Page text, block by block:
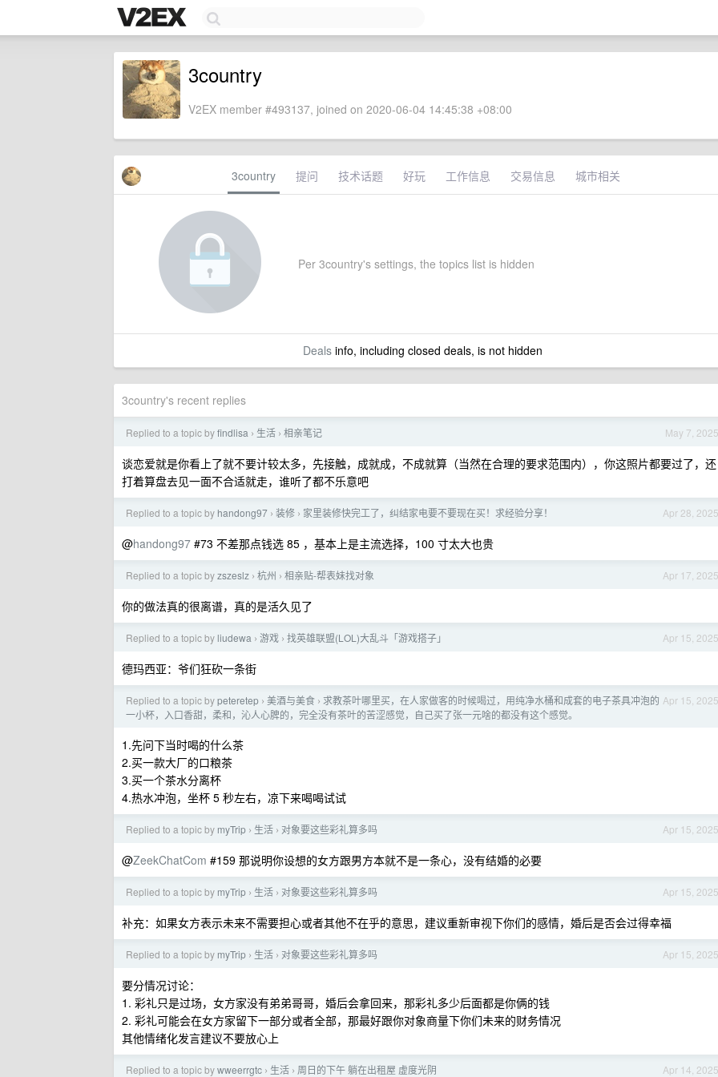
3country
V2EX member #493137, joined on 2020-06-04 14:45:38 +08:00
3country 提问 技术话题 好玩 工作信息 交易信息 城市相关
Per 3country's settings, the topics list is hidden
Dealsinfo, including closed deals, is not hidden
3country's recent replies
May 7, 2025
Replied to a topic byfindlisa › 生活 › 相亲笔记
谈恋爱就是你看上了就不要计较太多，先接触，成就成，不成就算（当然在合理的要求范围内），你这照片都要过了，还
打着算盘去见一面不合适就走，谁听了都不乐意吧
Apr 28, 2025
Replied to a topic by handong97 › 装修 › 家里装修快完工了，纠结家电要不要现在买！求经验分享！
@handong97 #73 不差那点钱选 85 ，基本上是主流选择，100 寸太大也贵
Apr 17, 2025
Replied to a topic byzszeslz › 杭州 › 相亲贴-帮表妹找对象
你的做法真的很离谱，真的是活久见了
Apr 15, 2025
Replied to a topic by liudewa › 游戏 › 找英雄联盟(LOL)大乱斗「游戏搭子」
德玛西亚：爷们狂砍一条街
Apr 15, 2025
Replied to a topic bypeteretep › 美酒与美食 › 求教茶叶哪里买，在人家做客的时候喝过，用纯净水桶和成套的电子茶具冲泡的
一小杯，入口香甜，柔和，沁人心脾的，完全没有茶叶的苦涩感觉，自己买了张一元啥的都没有这个感觉。
1.先问下当时喝的什么茶
2.买一款大厂的口粮茶
3.买一个茶水分离杯
4.热水冲泡，坐杯 5 秒左右，凉下来喝喝试试
Apr 15, 2025
Replied to a topic by myTrip › 生活 › 对象要这些彩礼算多吗
@ZeekChatCom #159 那说明你设想的女方跟男方本就不是一条心，没有结婚的必要
Apr 15, 2025
Replied to a topic by myTrip › 生活 › 对象要这些彩礼算多吗
补充：如果女方表示未来不需要担心或者其他不在乎的意思，建议重新审视下你们的感情，婚后是否会过得幸福
Apr 15, 2025
Replied to a topic by myTrip › 生活 › 对象要这些彩礼算多吗
要分情况讨论：
1. 彩礼只是过场，女方家没有弟弟哥哥，婚后会拿回来，那彩礼多少后面都是你俩的钱
2. 彩礼可能会在女方家留下一部分或者全部，那最好跟你对象商量下你们未来的财务情况
其他情绪化发言建议不要放心上
Apr 14, 2025
Replied to a topic bywweerrgtc › 生活 › 周日的下午 躺在出租屋 虚度光阴